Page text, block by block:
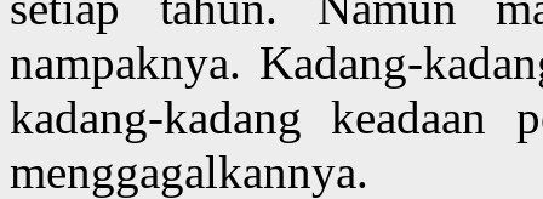
nampaknya. Kadang-
kadang-kadang
menggagalkannya.